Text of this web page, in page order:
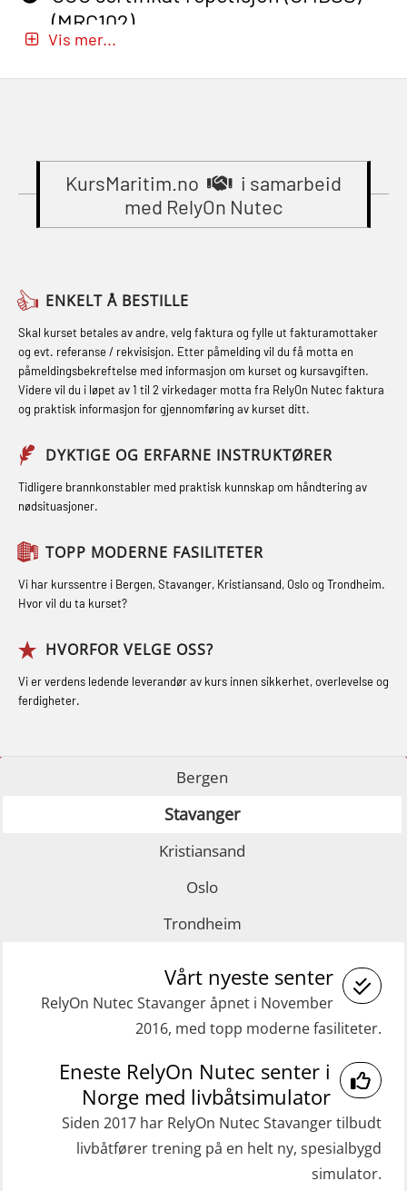
Beredskapsledelse – repetisjon
(OER1091)
Compressed Air Emergency
Compressed Air Emergency
Breathing System (CA-EBS) og
Skuldermåling (OBS125)
Fallsikring (FAR108)
Førstehjelp – repetisjon (OFA102)
Førstehjelp grunnkurs (OFABLE101)
GOC sertifikat grunnleggende
GOC sertifikat repetisjon (GMDSS)
(MRC102)
oljearbeidere (OBS1055)
GWO: BST – Offshore (Blended with
Adaptive e-learning + practical)
(RBSBLE018)
GWO: BST – Offshore (Blended: e-
learning practical) (RBSBLE001)
(Blended with Adaptive e-learning +
practical) (RBSBLE025)
GWO: BST Refresher – Onshore
(Blended with Adaptive e-learning
GWO: BST Refresher – Onshore
(Blended: e-learning practical)
(RBSBLE009)
Gass kurs H2S (OSP105)
Grunnleggende sikkerhetskurs –
Repetisjon (Norsk) for
beredskapspersonell med E-læring
(MBSBLE029)
sikkerhetskurs for offiserer
(MBSBLE024)
STCW Oppdatering videregående
(MBSBLE021)
STCW kombi oppdatering offiserer
og med.behandling (MBS134)
STCW Kombi Oppdatering Offiserer
og Medisinsk Behandling med
Webinar (MBS1341)
STCW Oppdatering for offiserer 24 t
(MBS114)
STCW Medisinsk førstehjelp (MFA1081)
STCW Medisinsk førstehjelp
oppdatering (MBSBLE025)
STCW Oppdatering Medisinsk
Påbygging fra Offshore Norge til
Fallsikring (FAR108)
GOC sertifikat grunnleggende
(GMDSS) (MRC101)
GOC sertifikat repetisjon (GMDSS)
inkl. brannslukning (FSC121)
Medisinsk behandling 40 t (MFA104)
Oppdatering medisinsk behandling 8
t (MFA107)
ROC sertifikat grunnleggende
(MRC102)
learning practical) (RBSBLE002)
Grunnkurs Industrivern (LSC115)
Grunnkurs Røykdykking Industrivern
inkl. brannslukning (FSC121)
Hjertestarter brukerkurs (OFA107)
Røykdykking industrivern –
repetisjon (LFI105)
Sikkerhetskurs for ansatte på
oppdrettsanlegg (LBS100)
Ulykkesgransking – Webinar (LSP103)
(LFI100)
Vis mer...
KursMaritim.no
i samarbeid
med RelyOn Nutec
ENKELT Å BESTILLE
Skal kurset betales av andre, velg faktura og fylle ut fakturamottaker
og evt. referanse / rekvisisjon. Etter påmelding vil du få motta en
påmeldingsbekreftelse med informasjon om kurset og kursavgiften.
Videre vil du i løpet av 1 til 2 virkedager motta fra RelyOn Nutec faktura
og praktisk informasjon for gjennomføring av kurset ditt.
DYKTIGE OG ERFARNE INSTRUKTØRER
Tidligere brannkonstabler med praktisk kunnskap om håndtering av
nødsituasjoner.
TOPP MODERNE FASILITETER
Vi har kurssentre i Bergen, Stavanger, Kristiansand, Oslo og Trondheim.
Hvor vil du ta kurset?
HVORFOR VELGE OSS?
Vi er verdens ledende leverandør av kurs innen sikkerhet, overlevelse og
ferdigheter.
Bergen
Stavanger
Kristiansand
Oslo
Trondheim
Vårt nyeste senter
RelyOn Nutec Stavanger åpnet i November
2016, med topp moderne fasiliteter.
Eneste RelyOn Nutec senter i
Norge med livbåtsimulator
Siden 2017 har RelyOn Nutec Stavanger tilbudt
livbåtfører trening på en helt ny, spesialbygd
simulator.